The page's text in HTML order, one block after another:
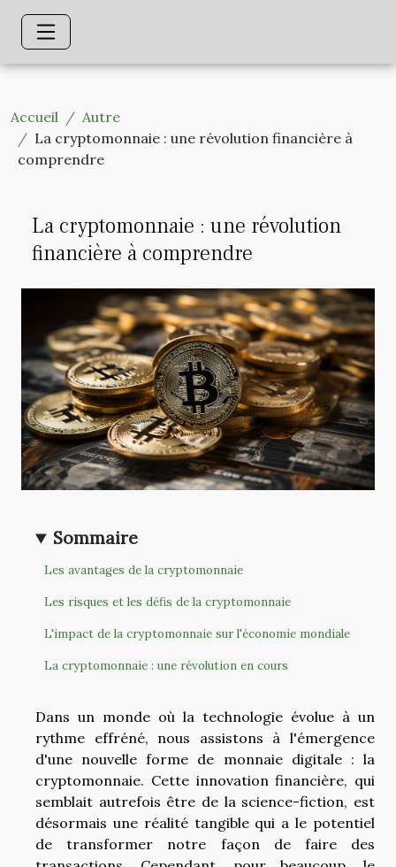
Accueil
Autre
La cryptomonnaie : une révolution financière à
comprendre
La cryptomonnaie : une révolution
financière à comprendre
Sommaire
Les avantages de la cryptomonnaie
Les risques et les défis de la cryptomonnaie
L'impact de la cryptomonnaie sur l'économie mondiale
La cryptomonnaie : une révolution en cours
Dans un monde où la technologie évolue à un
rythme effréné, nous assistons à l'émergence
d'une nouvelle forme de monnaie digitale : la
cryptomonnaie. Cette innovation financière, qui
semblait autrefois être de la science-fiction, est
désormais une réalité tangible qui a le potentiel
de transformer notre façon de faire des